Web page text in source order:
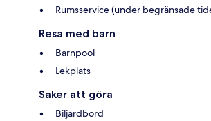
Rumsservice (under begränsade
Resa med barn
Barnpool
Lekplats
Saker att göra
Biljardbord